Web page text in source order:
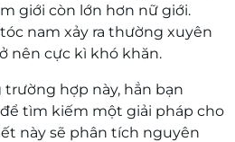
giới còn lớn hơn nữ giới.
nam xảy ra thường xuyên
nên cực kì khó khăn.
hợp này, hẳn bạn
tìm kiếm một giải pháp cho
này sẽ phân tích nguyên